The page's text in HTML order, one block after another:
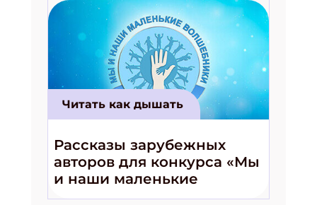
Читать как дышать
Рассказы зарубежных
авторов для конкурса «Мы
и наши маленькие
волшебники!»